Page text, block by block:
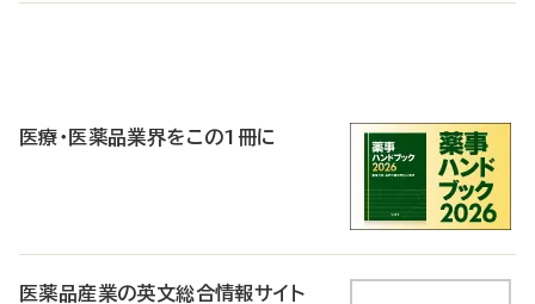
医療・医薬品業界をこの1冊に
医薬品産業の英文総合情報サイト